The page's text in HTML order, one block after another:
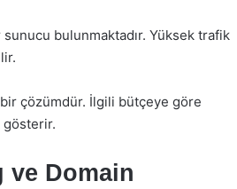
bulunmaktadır. Yüksek trafik
çözümdür. İlgili bütçeye göre
gösterir.
ve Domain